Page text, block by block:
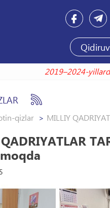
2019–2024-yillardagi
qizlar MILLIY